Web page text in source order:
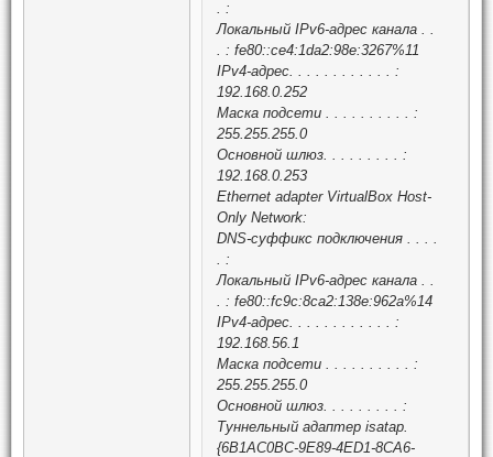
. :
Локальный IPv6-адрес канала . .
. : fe80::ce4:1da2:98e:3267%11
IPv4-адрес. . . . . . . . . . . . :
192.168.0.252
Маска подсети . . . . . . . . . . :
255.255.255.0
Основной шлюз. . . . . . . . . :
192.168.0.253
Ethernet adapter VirtualBox Host-
Only Network:
DNS-суффикс подключения . . . .
. :
Локальный IPv6-адрес канала . .
. : fe80::fc9c:8ca2:138e:962a%14
IPv4-адрес. . . . . . . . . . . . :
192.168.56.1
Маска подсети . . . . . . . . . . :
255.255.255.0
Основной шлюз. . . . . . . . . :
Туннельный адаптер isatap.
{6B1AC0BC-9E89-4ED1-8CA6-